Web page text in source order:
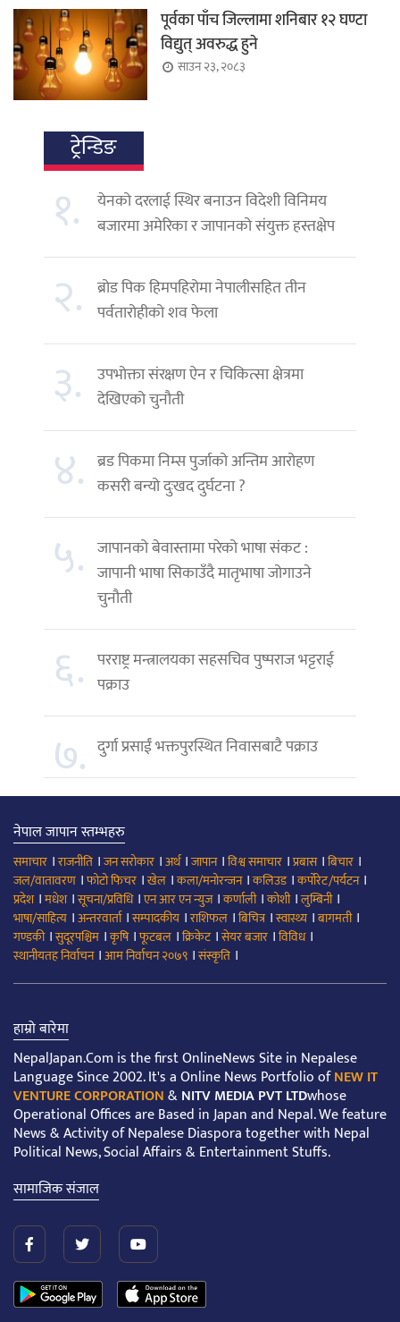
पूर्वका पाँच जिल्लामा शनिबार १२ घण्टा
विद्युत् अवरुद्ध हुने
साउन २३, २०८३
ट्रेन्डिङ
१.
येनको दरलाई स्थिर बनाउन विदेशी विनिमय
बजारमा अमेरिका र जापानको संयुक्त हस्तक्षेप
२. ब्रोड पिक हिमपहिरोमा नेपालीसहित तीन
पर्वतारोहीको शव फेला
३.
उपभोक्ता संरक्षण ऐन र चिकित्सा क्षेत्रमा
देखिएको चुनौती
४. ब्रड पिकमा निम्स पुर्जाको अन्तिम आरोहण
कसरी बन्यो दुःखद दुर्घटना ?
५. जापानको बेवास्तामा परेको भाषा संकट :
जापानी भाषा सिकाउँदै मातृभाषा जोगाउने
चुनौती
६. परराष्ट्र मन्त्रालयका सहसचिव पुष्पराज भट्टराई
पक्राउ
७. दुर्गा प्रसाईं भक्तपुरस्थित निवासबाटै पक्राउ
नेपाल जापान स्तम्भहरु
समाचार ।राजनीति ।जन सरोकार ।अर्थ।जापान।विश्व समाचार ।प्रबास।बिचार ।
जल/वातावरण ।फोटो फिचर ।खेल ।कला/मनोरन्जन।कलिउड।कर्पोरेट/पर्यटन।
प्रदेश।मधेश।सूचना/प्रविधि।एन आर एन न्युज।कर्णाली।कोशी।लुम्बिनी।
भाषा/साहित्य ।अन्तरवार्ता।सम्पादकीय ।राशिफल ।बिचित्र।स्वास्थ्य ।बागमती।
गण्डकी।सुदूरपश्चिम ।कृषि।फूटबल ।क्रिकेट।सेयर बजार ।विविध।
स्थानीयतह निर्वाचन।आम निर्वाचन २०७९ ।संस्कृति ।
हाम्रो बारेमा
NepalJapan.Com is the first OnlineNews Site in Nepalese
Language Since 2002. It's a Online News Portfolio ofNEW IT
VENTURE CORPORATION&NITV MEDIA PVT LTDwhose
Operational Offices are Based in Japan and Nepal. We feature
News & Activity of Nepalese Diaspora together with Nepal
Political News, Social Affairs & Entertainment Stuffs.
सामाजिक संजाल